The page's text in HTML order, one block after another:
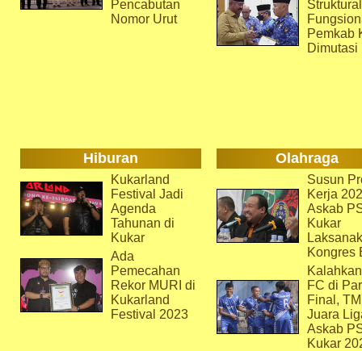
Pencabutan
Nomor Urut
Pemkab
Dimutasi
Hiburan Olahraga
Kukarland
Festival Jadi
Agenda
Tahunan di
Kukar
Ada
Pemecahan
Rekor MURI di
Kukarland
Festival 2023
Susun
Kerja
Askab
Kukar
Kongres
FC di
Final,
Juara
Askab
Kukar